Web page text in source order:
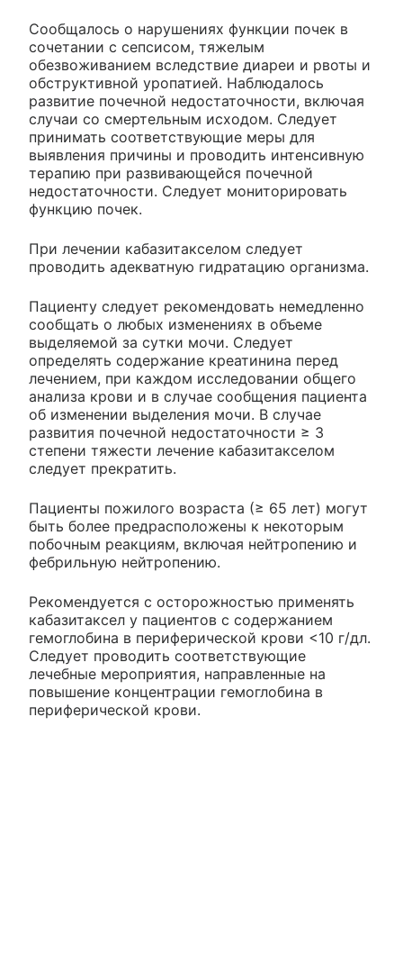
Сообщалось о нарушениях функции почек в
сочетании с сепсисом, тяжелым
обезвоживанием вследствие диареи и рвоты и
обструктивной уропатией. Наблюдалось
развитие почечной недостаточности, включая
случаи со смертельным исходом. Следует
принимать соответствующие меры для
выявления причины и проводить интенсивную
терапию при развивающейся почечной
недостаточности. Следует мониторировать
функцию почек.
При лечении кабазитакселом следует
проводить адекватную гидратацию организма.
Пациенту следует рекомендовать немедленно
сообщать о любых изменениях в объеме
выделяемой за сутки мочи. Следует
определять содержание креатинина перед
лечением, при каждом исследовании общего
анализа крови и в случае сообщения пациента
об изменении выделения мочи. В случае
развития почечной недостаточности ≥ 3
степени тяжести лечение кабазитакселом
следует прекратить.
Пациенты пожилого возраста (≥ 65 лет) могут
быть более предрасположены к некоторым
побочным реакциям, включая нейтропению и
фебрильную нейтропению.
Рекомендуется с осторожностью применять
кабазитаксел у пациентов с содержанием
гемоглобина в периферической крови <10 г/дл.
Следует проводить соответствующие
лечебные мероприятия, направленные на
повышение концентрации гемоглобина в
периферической крови.